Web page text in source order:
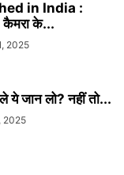
in India :
कैमरा के...
2025
ये जान लो? नहीं तो...
2025